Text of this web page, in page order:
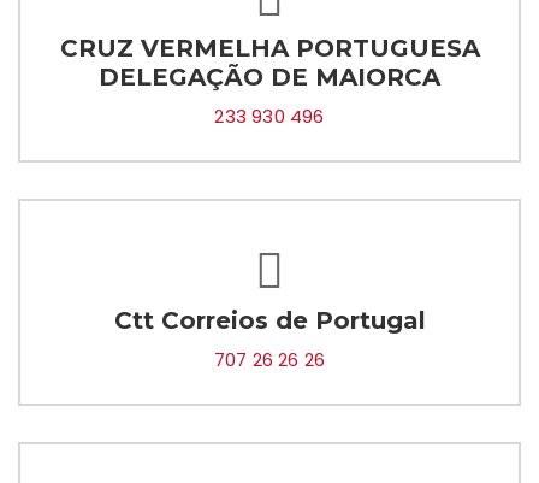
CRUZ VERMELHA PORTUGUESA
DELEGAÇÃO DE MAIORCA
233 930 496
Ctt Correios de Portugal
707 26 26 26